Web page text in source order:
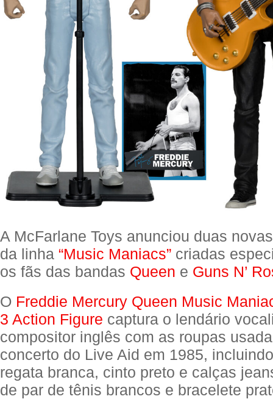
A McFarlane Toys anunciou duas
da linha “Music Maniacs” criadas
os fãs das bandas Queen e Guns N’
O Freddie Mercury Queen Music
3 Action Figure captura o lendário
compositor inglês com as roupas
concerto do Live Aid em 1985,
regata branca, cinto preto e calças
de par de tênis brancos e bracelete